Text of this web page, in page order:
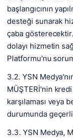
başlangıcının
desteği sunarak
çaba
dolayı hizmetin
Platformu'nu
3.2. YSN
MÜŞTERİ'nin
karşılaması veya
durumunda
3.3. YSN Medya,